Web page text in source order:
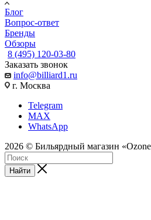
Блог
Вопрос-ответ
Бренды
Обзоры
8 (495) 120-03-80
Заказать звонок
info@billiard1.ru
г. Москва
Telegram
MAX
WhatsApp
2026 © Бильярдный магазин
Найти